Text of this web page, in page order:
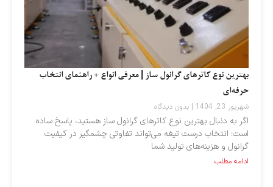
بهترین نوع کاترهای گرانول‌ ساز | معرفی انواع + راهنمای انتخاب
حرفه‌ای
شهریور 23, 1404 بدون دیدگاه
اگر به دنبال بهترین نوع کاترهای گرانول‌ ساز هستید، پاسخ ساده
است: انتخاب درست تیغه می‌تواند تفاوتی چشمگیر در کیفیت
گرانول و هزینه‌های تولید شما
ادامه مطلب